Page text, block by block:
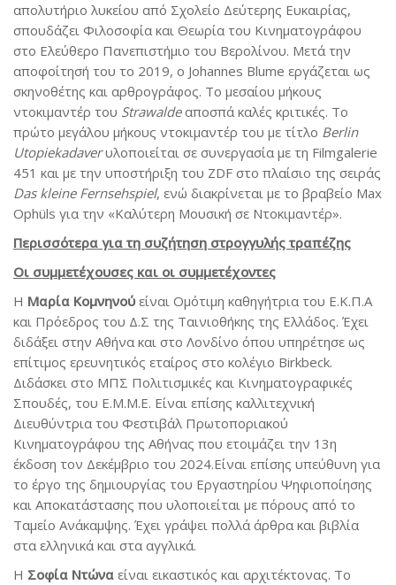
απολυτήριο λυκείου από Σχολείο Δεύτερης Ευκαιρίας,
σπουδάζει Φιλοσοφία και Θεωρία του Κινηματογράφου
στο Ελεύθερο Πανεπιστήμιο του Βερολίνου. Μετά την
αποφοίτησή του το 2019, ο Johannes Blume εργάζεται ως
σκηνοθέτης και αρθρογράφος. Το μεσαίου μήκους
ντοκιμαντέρ του Strawaldeαποσπά καλές κριτικές. Το
πρώτο μεγάλου μήκους ντοκιμαντέρ του με τίτλο Berlin
Utopiekadaverυλοποιείται σε συνεργασία με τη Filmgalerie
451 και με την υποστήριξη του ZDF στο πλαίσιο της σειράς
Das kleine Fernsehspiel, ενώ διακρίνεται με το βραβείο Max
Ophüls για την «Καλύτερη Μουσική σε Ντοκιμαντέρ».
Περισσότερα για τη συζήτηση στρογγυλής τραπέζης
Οι συμμετέχουσες και οι συμμετέχοντες
Η Μαρία Κομνηνού είναι Ομότιμη καθηγήτρια του Ε.Κ.Π.Α
και Πρόεδρος του Δ.Σ της Ταινιοθήκης της Ελλάδος. Έχει
διδάξει στην Αθήνα και στο Λονδίνο όπου υπηρέτησε ως
επίτιμος ερευνητικός εταίρος στο κολέγιο Birkbeck.
Διδάσκει στο ΜΠΣ Πολιτισμικές και Κινηματογραφικές
Σπουδές, του Ε.Μ.Μ.Ε. Είναι επίσης καλλιτεχνική
Διευθύντρια του Φεστιβάλ Πρωτοποριακού
Κινηματογράφου της Αθήνας που ετοιμάζει την 13η
έκδοση τον Δεκέμβριο του 2024.Είναι επίσης υπεύθυνη για
το έργο της δημιουργίας του Εργαστηρίου Ψηφιοποίησης
και Αποκατάστασης που υλοποιείται με πόρους από το
Ταμείο Ανάκαμψης. Έχει γράψει πολλά άρθρα και βιβλία
στα ελληνικά και στα αγγλικά.
Η Σοφία Ντώνα είναι εικαστικός και αρχιτέκτονας. Το